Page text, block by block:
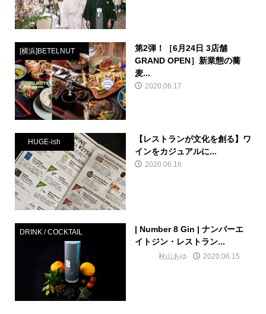
[横浜]BETELNUT
第2弾！［6月24日 3店舗
GRAND OPEN］新業態の蕎
麦...
2020.06.17
HUGE-ish
【レストランが文化を創る】ワ
インをカジュアルに...
2020.06.16
DRINK / COCKTAIL
| Number 8 Gin | ナンバーエ
イトジン・レストラン...
秋山あゆ 2020.06.15